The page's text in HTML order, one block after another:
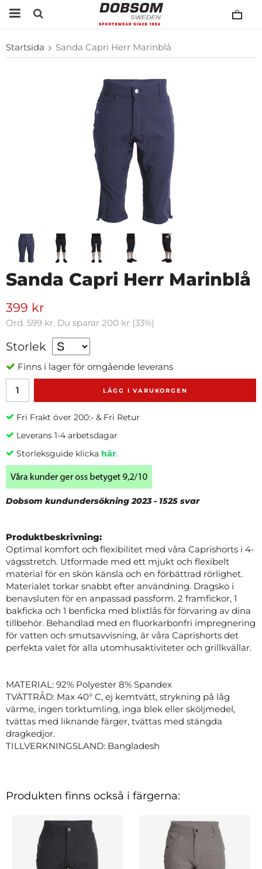
Startsida Sanda Capri Herr Marinblå
Sanda Capri Herr Marinblå
399 kr
Ord. 599 kr. Du sparar 200 kr (33%)
Storlek
Finns i lager för omgående leverans
LÄGG I VARUKORGEN
Fri Frakt över 200:- & Fri Retur
Leverans 1-4 arbetsdagar
Storleksguide klicka här.
Dobsom kundundersökning 2023 - 1525 svar
Produktbeskrivning:
Optimal komfort och flexibilitet med våra Caprishorts i 4-
vägsstretch. Utformade med ett mjukt och flexibelt
material för en skön känsla och en förbättrad rörlighet.
Materialet torkar snabbt efter användning. Dragsko i
benavsluten för en anpassad passform. 2 framfickor, 1
bakficka och 1 benficka med blixtlås för förvaring av dina
tillbehör. Behandlad med en fluorkarbonfri impregnering
för vatten och smutsavvisning, är våra Caprishorts det
perfekta valet för alla utomhusaktiviteter och grillkvällar.
MATERIAL: 92% Polyester 8% Spandex
TVÄTTRÅD: Max 40° C, ej kemtvätt, strykning på låg
värme, ingen torktumling, inga blek eller sköljmedel,
tvättas med liknande färger, tvättas med stängda
dragkedjor.
TILLVERKNINGSLAND: Bangladesh
Produkten finns också i färgerna: